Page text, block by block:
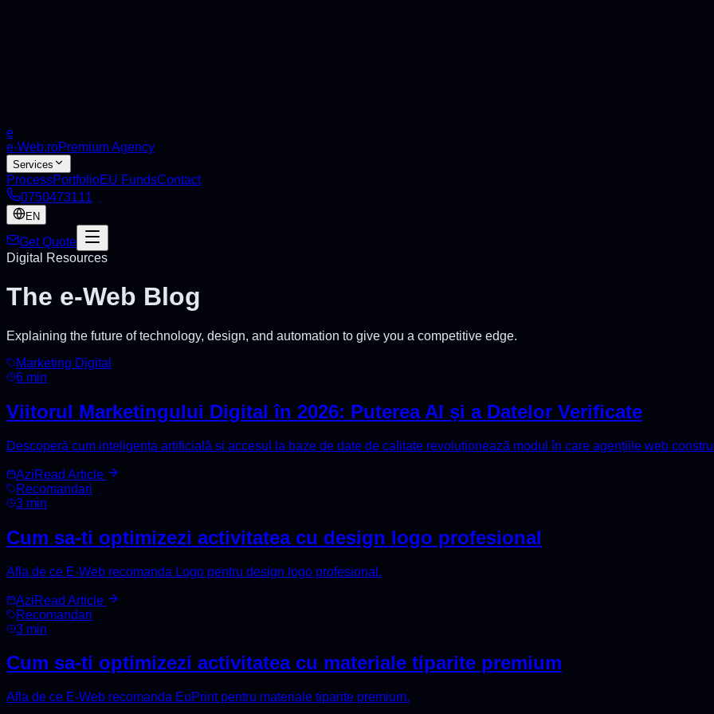
e
e-Web.roPremium Agency
Services
ProcessPortfolioEU FundsContact
0750473111
EN
Get Quote
Digital Resources
The e-Web Blog
Explaining the future of technology, design, and automation to give you a competitive edge.
Marketing Digital
6 min
Viitorul Marketingului Digital în 2026: Puterea AI și a Datelor Verificate
Descoperă cum inteligența artificială și accesul la baze de date de calitate revoluționează modul în care agențiile web
AziRead Article
Recomandari
3 min
Cum sa-ti optimizezi activitatea cu design logo profesional
Afla de ce E-Web recomanda Logo pentru design logo profesional.
AziRead Article
Recomandari
3 min
Cum sa-ti optimizezi activitatea cu materiale tiparite premium
Afla de ce E-Web recomanda EuPrint pentru materiale tiparite premium.